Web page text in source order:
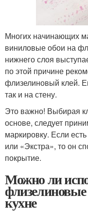
Многих начинающих
виниловые обои на
нижнего слоя
по этой причине
флизелиновый клей.
так и на стену.
Это важно! Выбирая
основе, следует
маркировку. Если
или «Экстра», то он
покрытие.
Можно ли
кухне